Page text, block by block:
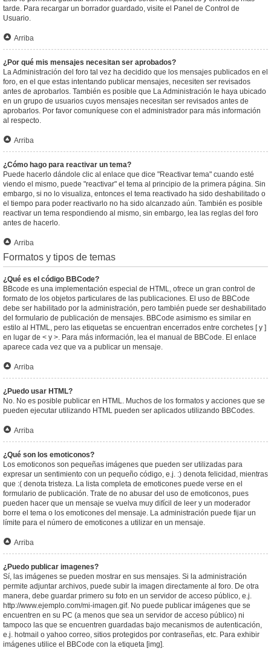
tarde. Para recargar un borrador guardado, visite el Panel de Control de
Usuario.
Arriba
¿Por qué mis mensajes necesitan ser aprobados?
La Administración del foro tal vez ha decidido que los mensajes publicados en el
foro, en el que estas intentando publicar mensajes, necesiten ser revisados
antes de aprobarlos. También es posible que La Administración le haya ubicado
en un grupo de usuarios cuyos mensajes necesitan ser revisados antes de
aprobarlos. Por favor comuníquese con el administrador para más información
al respecto.
Arriba
¿Cómo hago para reactivar un tema?
Puede hacerlo dándole clic al enlace que dice "Reactivar tema" cuando esté
viendo el mismo, puede "reactivar" el tema al principio de la primera página. Sin
embargo, si no lo visualiza, entonces el tema reactivado ha sido deshabilitado o
el tiempo para poder reactivarlo no ha sido alcanzado aún. También es posible
reactivar un tema respondiendo al mismo, sin embargo, lea las reglas del foro
antes de hacerlo.
Arriba
Formatos y tipos de temas
¿Qué es el código BBCode?
BBcode es una implementación especial de HTML, ofrece un gran control de
formato de los objetos particulares de las publicaciones. El uso de BBCode
debe ser habilitado por la administración, pero también puede ser deshabilitado
del formulario de publicación de mensajes. BBCode asimismo es similar en
estilo al HTML, pero las etiquetas se encuentran encerrados entre corchetes [ y ]
en lugar de < y >. Para más información, lea el manual de BBCode. El enlace
aparece cada vez que va a publicar un mensaje.
Arriba
¿Puedo usar HTML?
No. No es posible publicar en HTML. Muchos de los formatos y acciones que se
pueden ejecutar utilizando HTML pueden ser aplicados utilizando BBCodes.
Arriba
¿Qué son los emoticonos?
Los emoticonos son pequeñas imágenes que pueden ser utilizadas para
expresar un sentimiento con un pequeño código, e.j. :) denota felicidad, mientras
que :( denota tristeza. La lista completa de emoticones puede verse en el
formulario de publicación. Trate de no abusar del uso de emoticonos, pues
pueden hacer que un mensaje se vuelva muy difícil de leer y un moderador
borre el tema o los emoticones del mensaje. La administración puede fijar un
límite para el número de emoticones a utilizar en un mensaje.
Arriba
¿Puedo publicar imagenes?
Sí, las imágenes se pueden mostrar en sus mensajes. Si la administración
permite adjuntar archivos, puede subir la imagen directamente al foro. De otra
manera, debe guardar primero su foto en un servidor de acceso público, e.j.
http://www.ejemplo.com/mi-imagen.gif. No puede publicar imágenes que se
encuentren en su PC (a menos que sea un servidor de acceso público) ni
tampoco las que se encuentren guardadas bajo mecanismos de autenticación,
e.j. hotmail o yahoo correo, sitios protegidos por contraseñas, etc. Para exhibir
imágenes utilice el BBCode con la etiqueta [img].